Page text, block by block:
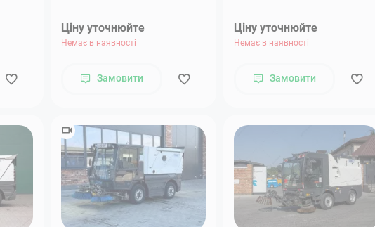
Ціну уточнюйте
Немає в наявності
Замовити
Ціну уточнюйте
Немає в наявності
Замовити